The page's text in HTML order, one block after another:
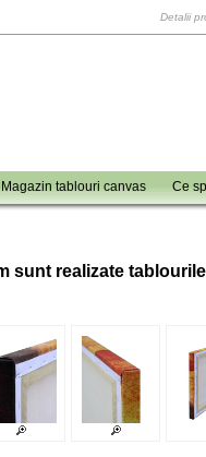
Detalii
Magazin tablouri canvas Ce
sunt realizate